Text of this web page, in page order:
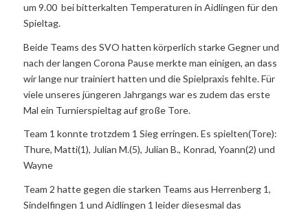
um 9.00 bei bitterkalten Temperaturen in Aidlingen für den
Spieltag.
Beide Teams des SVO hatten körperlich starke Gegner und
nach der langen Corona Pause merkte man einigen, an dass
wir lange nur trainiert hatten und die Spielpraxis fehlte. Für
viele unseres jüngeren Jahrgangs war es zudem das erste
Mal ein Turnierspieltag auf große Tore.
Team 1 konnte trotzdem 1 Sieg erringen. Es spielten(Tore):
Thure, Matti(1), Julian M.(5), Julian B., Konrad, Yoann(2) und
Wayne
Team 2 hatte gegen die starken Teams aus Herrenberg 1,
Sindelfingen 1 und Aidlingen 1 leider diesesmal das